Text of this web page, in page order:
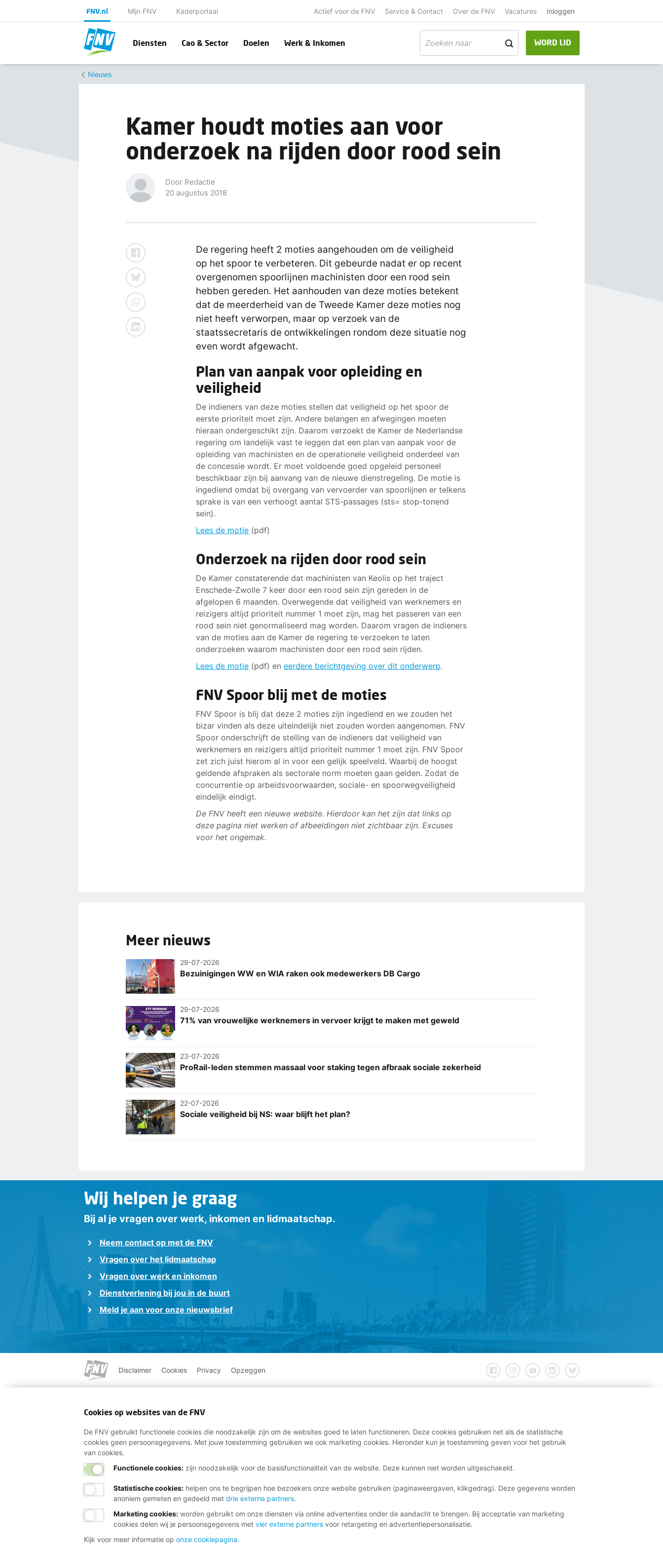
FNV.nl Mijn FNV Kaderportaal Actief voor de FNV Service & Contact Over de FNV Vacatures Inloggen
Diensten Cao & Sector Doelen Werk & Inkomen WORD LID
Nieuws
Kamer houdt moties aan voor
onderzoek na rijden door rood sein
Door Redactie
20 augustus 2018
De regering heeft 2 moties aangehouden om de veiligheid
op het spoor te verbeteren. Dit gebeurde nadat er op recent
overgenomen spoorlijnen machinisten door een rood sein
hebben gereden. Het aanhouden van deze moties betekent
dat de meerderheid van de Tweede Kamer deze moties nog
niet heeft verworpen, maar op verzoek van de
staatssecretaris de ontwikkelingen rondom deze situatie nog
even wordt afgewacht.
Plan van aanpak voor opleiding en
veiligheid
De indieners van deze moties stellen dat veiligheid op het spoor de
eerste prioriteit moet zijn. Andere belangen en afwegingen moeten
hieraan ondergeschikt zijn. Daarom verzoekt de Kamer de Nederlandse
regering om landelijk vast te leggen dat een plan van aanpak voor de
opleiding van machinisten en de operationele veiligheid onderdeel van
de concessie wordt. Er moet voldoende goed opgeleid personeel
beschikbaar zijn bij aanvang van de nieuwe dienstregeling. De motie is
ingediend omdat bij overgang van vervoerder van spoorlijnen er telkens
sprake is van een verhoogt aantal STS-passages (sts= stop-tonend
sein).
Lees de motie (pdf)
Onderzoek na rijden door rood sein
De Kamer constaterende dat machinisten van Keolis op het traject
Enschede-Zwolle 7 keer door een rood sein zijn gereden in de
afgelopen 6 maanden. Overwegende dat veiligheid van werknemers en
reizigers altijd prioriteit nummer 1 moet zijn, mag het passeren van een
rood sein niet genormaliseerd mag worden. Daarom vragen de indieners
van de moties aan de Kamer de regering te verzoeken te laten
onderzoeken waarom machinisten door een rood sein rijden.
Lees de motie (pdf) eneerdere berichtgeving over dit onderwerp.
FNV Spoor blij met de moties
FNV Spoor is blij dat deze 2 moties zijn ingediend en we zouden het
bizar vinden als deze uiteindelijk niet zouden worden aangenomen. FNV
Spoor onderschrijft de stelling van de indieners dat veiligheid van
werknemers en reizigers altijd prioriteit nummer 1 moet zijn. FNV Spoor
zet zich juist hierom al in voor een gelijk speelveld. Waarbij de hoogst
geldende afspraken als sectorale norm moeten gaan gelden. Zodat de
concurrentie op arbeidsvoorwaarden, sociale- en spoorwegveiligheid
eindelijk eindigt.
De FNV heeft een nieuwe website. Hierdoor kan het zijn dat links op
deze pagina niet werken of afbeeldingen niet zichtbaar zijn. Excuses
voor het ongemak.
Meer nieuws
29-07-2026
Bezuinigingen WW en WIA raken ook medewerkers DB Cargo
29-07-2026
71% van vrouwelijke werknemers in vervoer krijgt te maken met geweld
23-07-2026
ProRail-leden stemmen massaal voor staking tegen afbraak sociale zekerheid
22-07-2026
Sociale veiligheid bij NS: waar blijft het plan?
Wij helpen je graag
Bij al je vragen over werk, inkomen en lidmaatschap.
Neem contact op met de FNV
Vragen over het lidmaatschap
Vragen over werk en inkomen
Dienstverlening bij jou in de buurt
Meld je aan voor onze nieuwsbrief
Disclaimer Cookies Privacy Opzeggen
Cookies op websites van de FNV
De FNV gebruikt functionele cookies die noodzakelijk zijn om de websites goed te laten functioneren. Deze cookies gebruiken net als de statistische
cookies geen persoonsgegevens. Met jouw toestemming gebruiken we ook marketing cookies. Hieronder kun je toestemming geven voor het gebruik
van cookies.
Functionele cookies:zijn noodzakelijk voor de basisfunctionaliteit van de website. Deze kunnen niet worden uitgeschakeld.
Statistische cookies: helpen ons te begrijpen hoe bezoekers onze website gebruiken (paginaweergaven, klikgedrag). Deze gegevens worden
anoniem gemeten en gedeeld met drie externe partners.
Marketing cookies: worden gebruikt om onze diensten via online advertenties onder de aandacht te brengen. Bij acceptatie van marketing
cookies delen wij je persoonsgegevens met vier externe partnersvoor retargeting en advertentiepersonalisatie.
Kijk voor meer informatie op onze cookiepagina.